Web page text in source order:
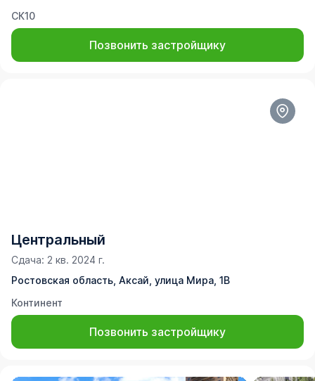
СК10
Позвонить застройщику
Центральный
Сдача: 2 кв. 2024 г.
Ростовская область, Аксай, улица Мира, 1В
Континент
Позвонить застройщику